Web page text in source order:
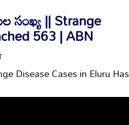
సంఖ్య || Strange
563 | ABN
Disease Cases in Eluru Has